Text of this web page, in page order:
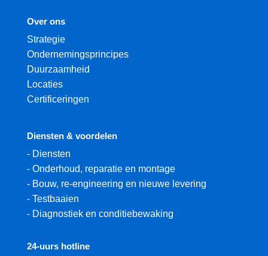
Over ons
Strategie
Ondernemingsprincipes
Duurzaamheid
Locaties
Certificeringen
Diensten & voordelen
- Diensten
- Onderhoud, reparatie en montage
- Bouw, re-engineering en nieuwe levering
- Testbaaien
- Diagnostiek en conditiebewaking
24-uurs hotline